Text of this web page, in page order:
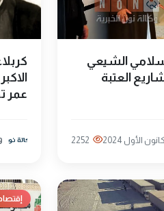
الشيعي
العتبة
2252
عمر